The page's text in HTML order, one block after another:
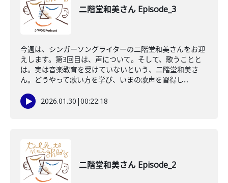
二階堂和美さん Episode_3
今週は、シンガーソングライターの二階堂和美さんをお迎
えします。第3回目は、声について。そして、歌うことと
は。実は音楽教育を受けていないという、二階堂和美さ
ん。どうやって歌い方を学び、いまの歌声を習得し...
2026.01.30 |00:22:18
二階堂和美さん Episode_2